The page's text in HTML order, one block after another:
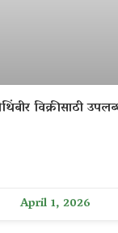
विक्रीसाठी
April 1, 2026